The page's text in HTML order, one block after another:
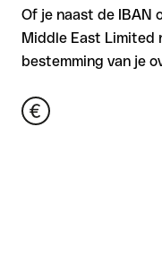
Of je naast de IBAN
Middle East Limited
bestemming van je